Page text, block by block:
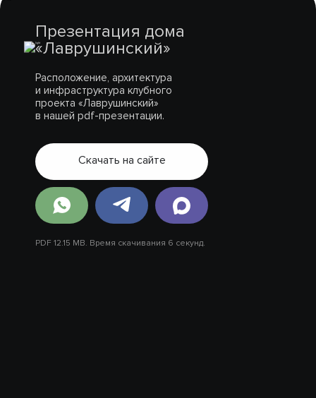
Презентация дома
«Лаврушинский»
Расположение, архитектура
и инфраструктура клубного
проекта «Лаврушинский»
в нашей pdf-презентации.
Скачать на сайте
PDF 12.15 MB. Время скачивания 6 секунд.